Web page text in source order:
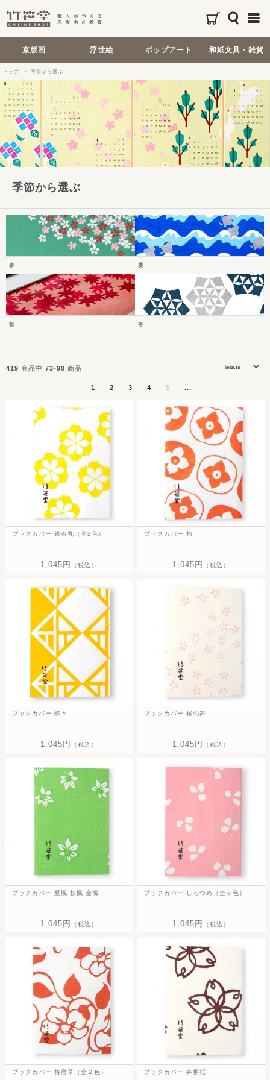
京版画 浮世絵 ポップアート 和紙文具・雑貨
トップ 季節から選ぶ
季節から選ぶ
春 夏
秋 冬
419 商品中 73-90 商品
1 2 3 4 5 ...
ブックカバー 銀杏丸（全2色）
1,045円 （税込）
ブックカバー 柿
1,045円 （税込）
ブックカバー 蝶々
1,045円 （税込）
ブックカバー 桜の舞
1,045円 （税込）
ブックカバー 夏楓 秋楓 金楓
1,045円 （税込）
ブックカバー しろつめ（全６色）
1,045円 （税込）
ブックカバー 椿唐草（全２色） ブックカバー 弁柄桜